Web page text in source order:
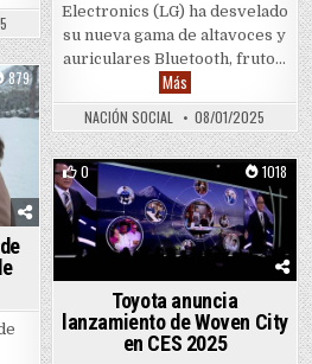
Electronics (LG) ha desvelado
su nueva gama de altavoces y
auriculares Bluetooth, fruto…
MásLG y will.i.am
NACIÓN SOCIAL 08/01/2025
879
0 1018
Posted in
Toyota anuncia
lanzamiento de Woven City
en CES 2025